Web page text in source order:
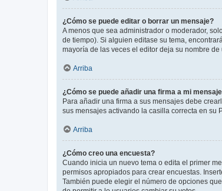
¿Cómo se puede editar o borrar un mensaje?
A menos que sea administrador o moderador,
de tiempo). Si alguien editase su tema,
mayoría de las veces el editor deja su nombre
Arriba
¿Cómo se puede añadir una firma a mi
Para añadir una firma a sus mensajes debe
sus mensajes activando la casilla correcta en
Arriba
¿Cómo creo una encuesta?
Cuando inicia un nuevo tema o edita el primer
permisos apropiados para crear encuestas.
También puede elegir el número de opciones